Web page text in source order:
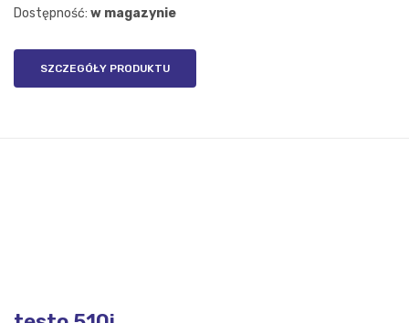
Dostępność: w magazynie
SZCZEGÓŁY PRODUKTU